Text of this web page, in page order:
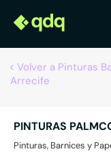
Volver a Pinturas
Arrecife
PINTURAS
Pinturas, Barnices y